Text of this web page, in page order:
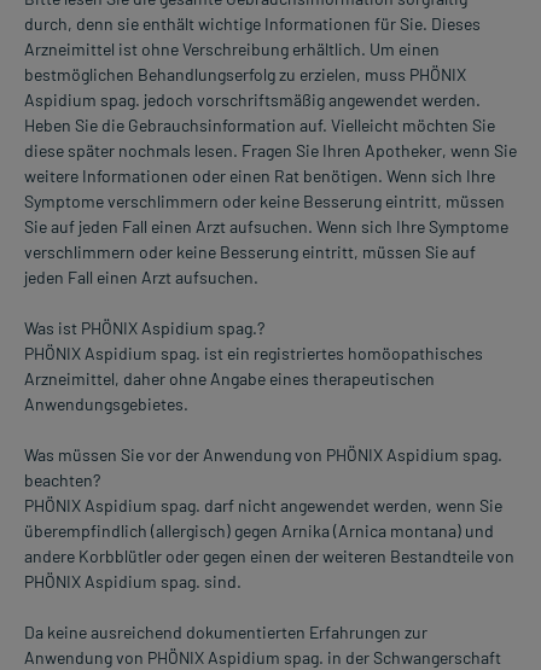
durch, denn sie enthält wichtige Informationen für Sie. Dieses
Arzneimittel ist ohne Verschreibung erhältlich. Um einen
bestmöglichen Behandlungserfolg zu erzielen, muss PHÖNIX
Aspidium spag. jedoch vorschriftsmäßig angewendet werden.
Heben Sie die Gebrauchsinformation auf. Vielleicht möchten Sie
diese später nochmals lesen. Fragen Sie Ihren Apotheker, wenn Sie
weitere Informationen oder einen Rat benötigen. Wenn sich Ihre
Symptome verschlimmern oder keine Besserung eintritt, müssen
Sie auf jeden Fall einen Arzt aufsuchen. Wenn sich Ihre Symptome
verschlimmern oder keine Besserung eintritt, müssen Sie auf
jeden Fall einen Arzt aufsuchen.
Was ist PHÖNIX Aspidium spag.?
PHÖNIX Aspidium spag. ist ein registriertes homöopathisches
Arzneimittel, daher ohne Angabe eines therapeutischen
Anwendungsgebietes.
Was müssen Sie vor der Anwendung von PHÖNIX Aspidium spag.
beachten?
PHÖNIX Aspidium spag. darf nicht angewendet werden, wenn Sie
überempfindlich (allergisch) gegen Arnika (Arnica montana) und
andere Korbblütler oder gegen einen der weiteren Bestandteile von
PHÖNIX Aspidium spag. sind.
Da keine ausreichend dokumentierten Erfahrungen zur
Anwendung von PHÖNIX Aspidium spag. in der Schwangerschaft